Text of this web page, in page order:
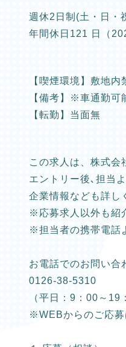
週休2日制(土・日・
年間休日121 日（
【喫煙環境】敷地内
【備考】※車通勤可
【転勤】当面無
この求人は、株式会
エントリー後､担当
企業情報なども詳し
※応募求人以外も紹
※担当者の携帯電話
お電話でのお問い合
0126-38-5310
（平日：9：00～19
※WEBからのご応募